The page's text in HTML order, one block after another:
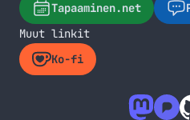
Tapaaminen.net
Muut linkit
Ko-fi